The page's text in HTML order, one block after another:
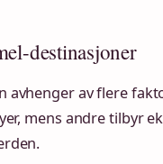
destinasjoner
avhenger av flere
mens andre tilbyr